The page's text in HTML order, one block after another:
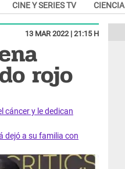
CINE Y SERIES TV CIENCIA
13 MAR 2022 | 21:15 H
rojo
cáncer y le dedican
dejó a su familia con